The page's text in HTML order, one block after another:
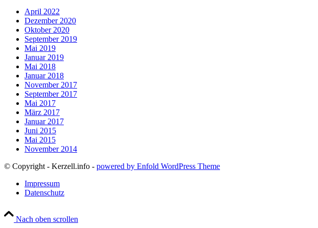
April 2022
Dezember 2020
Oktober 2020
September 2019
Mai 2019
Januar 2019
Mai 2018
Januar 2018
November 2017
September 2017
Mai 2017
März 2017
Januar 2017
Juni 2015
Mai 2015
November 2014
© Copyright - Kerzell.info - powered by Enfold WordPress Theme
Impressum
Datenschutz
Nach oben scrollen